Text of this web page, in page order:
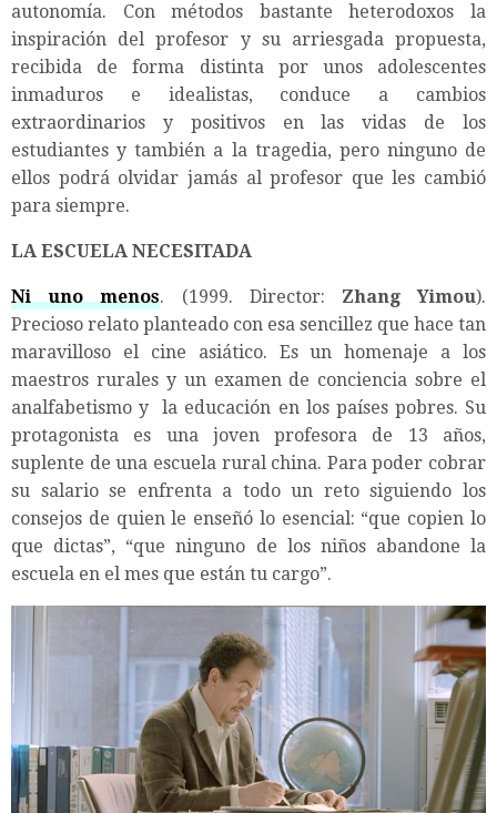
autonomía. Con métodos bastante heterodoxos la
inspiración del profesor y su arriesgada propuesta,
recibida de forma distinta por unos adolescentes
inmaduros e idealistas, conduce a cambios
extraordinarios y positivos en las vidas de los
estudiantes y también a la tragedia, pero ninguno de
ellos podrá olvidar jamás al profesor que les cambió
para siempre.
LA ESCUELA NECESITADA
Ni uno menos. (1999. Director: Zhang Yimou).
Precioso relato planteado con esa sencillez que hace tan
maravilloso el cine asiático. Es un homenaje a los
maestros rurales y un examen de conciencia sobre el
analfabetismo y la educación en los países pobres. Su
protagonista es una joven profesora de 13 años,
suplente de una escuela rural china. Para poder cobrar
su salario se enfrenta a todo un reto siguiendo los
consejos de quien le enseñó lo esencial: “que copien lo
que dictas”, “que ninguno de los niños abandone la
escuela en el mes que están tu cargo”.